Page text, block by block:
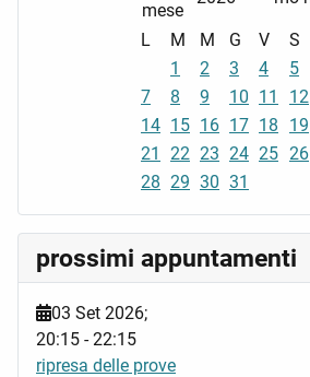
L M M G V S
1
2 3 4 5
7
8 9 10 11 12
14 15 16 17 18 19
21
22 23 24 25 26
28 29 30 31
prossimi appuntamenti
03 Set 2026;
20:15 -22:15
ripresa delle prove